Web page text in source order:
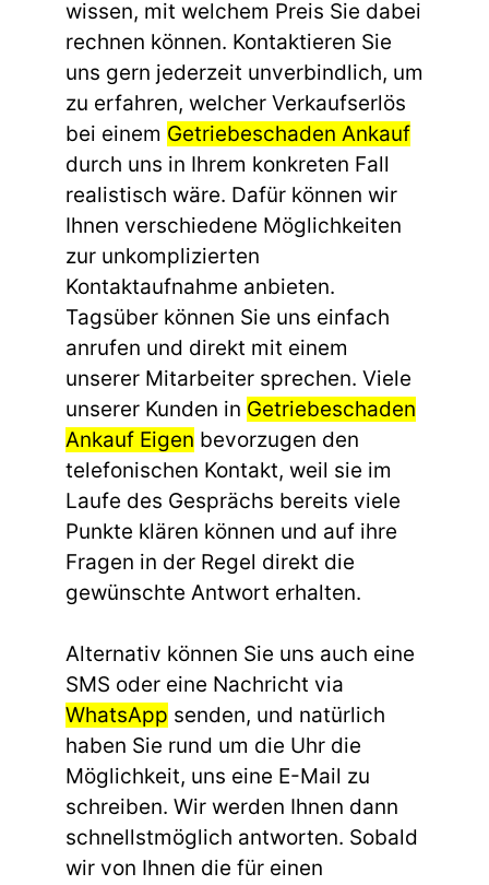
wissen, mit welchem Preis Sie dabei
rechnen können. Kontaktieren Sie
uns gern jederzeit unverbindlich, um
zu erfahren, welcher Verkaufserlös
bei einem Getriebeschaden Ankauf
durch uns in Ihrem konkreten Fall
realistisch wäre. Dafür können wir
Ihnen verschiedene Möglichkeiten
zur unkomplizierten
Kontaktaufnahme anbieten.
Tagsüber können Sie uns einfach
anrufen und direkt mit einem
unserer Mitarbeiter sprechen. Viele
unserer Kunden in Getriebeschaden
Ankauf Eigen bevorzugen den
telefonischen Kontakt, weil sie im
Laufe des Gesprächs bereits viele
Punkte klären können und auf ihre
Fragen in der Regel direkt die
gewünschte Antwort erhalten.
Alternativ können Sie uns auch eine
SMS oder eine Nachricht via
WhatsApp senden, und natürlich
haben Sie rund um die Uhr die
Möglichkeit, uns eine E-Mail zu
schreiben. Wir werden Ihnen dann
schnellstmöglich antworten. Sobald
wir von Ihnen die für einen